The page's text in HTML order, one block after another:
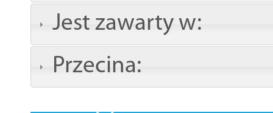
Jest zawarty w:
Przecina: